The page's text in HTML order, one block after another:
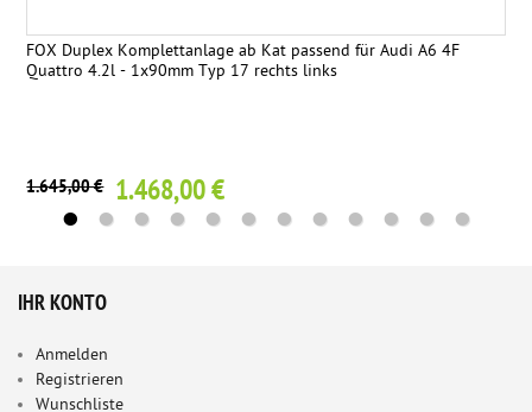
FOX Duplex Komplettanlage ab Kat passend für Audi A6 4F
Quattro 4.2l - 1x90mm Typ 17 rechts links
1.645,00 € 1.468,00 €
IHR KONTO
Anmelden
Registrieren
Wunschliste